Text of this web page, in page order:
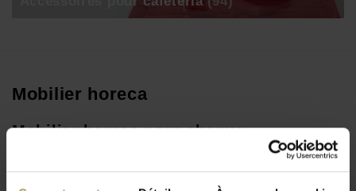
Mobilier horeca
Mobilier horeca pour chaque
Lorsque vous aménagez un café, un restaurant ou un lunch-